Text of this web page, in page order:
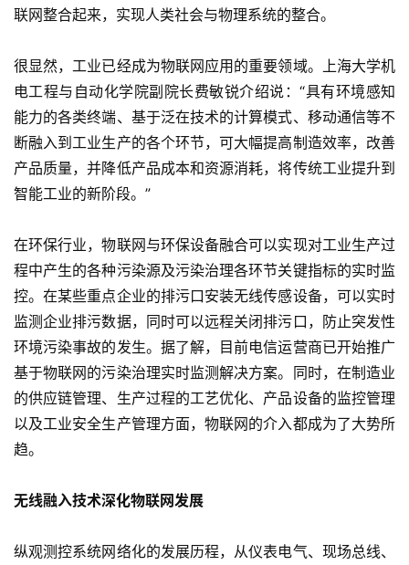
联网整合起来，实现人类社会与物理系统的整合。
很显然，工业已经成为物联网应用的重要领域。上海大学机
电工程与自动化学院副院长费敏锐介绍说：“具有环境感知
能力的各类终端、基于泛在技术的计算模式、移动通信等不
断融入到工业生产的各个环节，可大幅提高制造效率，改善
产品质量，并降低产品成本和资源消耗，将传统工业提升到
智能工业的新阶段。”
在环保行业，物联网与环保设备融合可以实现对工业生产过
程中产生的各种污染源及污染治理各环节关键指标的实时监
控。在某些重点企业的排污口安装无线传感设备，可以实时
监测企业排污数据，同时可以远程关闭排污口，防止突发性
环境污染事故的发生。据了解，目前电信运营商已开始推广
基于物联网的污染治理实时监测解决方案。同时，在制造业
的供应链管理、生产过程的工艺优化、产品设备的监控管理
以及工业安全生产管理方面，物联网的介入都成为了大势所
趋。
无线融入技术深化物联网发展
纵观测控系统网络化的发展历程，从仪表电气、现场总线、